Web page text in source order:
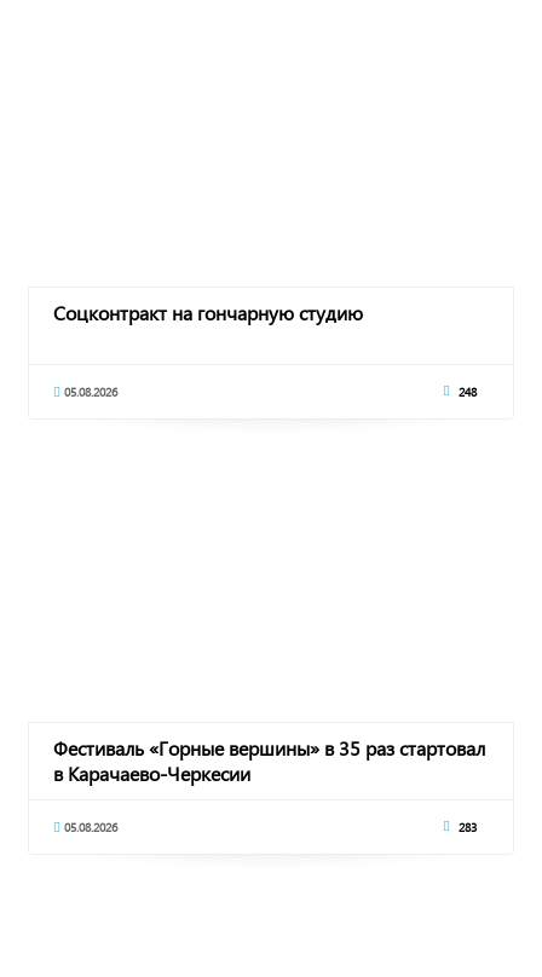
Соцконтракт на гончарную студию
05.08.2026 248
Фестиваль «Горные вершины» в 35 раз стартовал
в Карачаево-Черкесии
05.08.2026 283